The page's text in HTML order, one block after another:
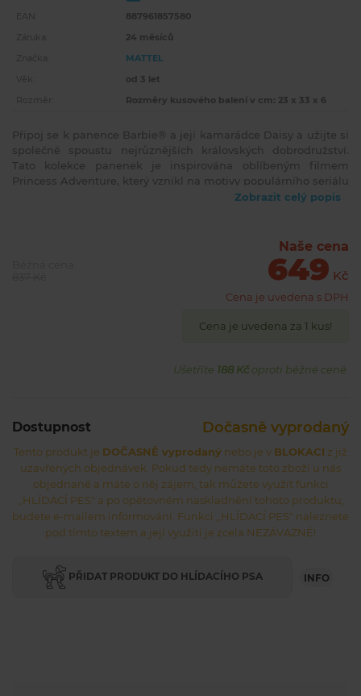
EAN:
887961857580
Záruka:
24 měsíců
Značka:
MATTEL
Věk:
od 3 let
Rozměr:
Rozměry kusového balení v cm: 23 x 33 x 6
Připoj se k panence Barbie® a její kamarádce Daisy a užijte si
společně spoustu nejrůznějších královských dobrodružství.
Tato kolekce panenek je inspirována oblíbeným filmem
Princess Adventure, který vznikl na motivy populárního seriálu
Barbie™ Dreamhouse Adventures. Panenky jsou oblečeny do
třpytivou sukní tvoří zajímavou a neotřelou koMatchboxinaci.
Součástí každé panenky je i rozkošný zvířecí kamarád a
stylové doplňky jako například botky, kabelka, náhrdelník
Zobrazit celý popis
Naše cena
649 Kč
Cena je uvedena s DPH
Cena je uvedena za 1 kus!
Ušetříte 188 Kčoproti běžné ceně.
Dostupnost Dočasně vyprodaný
Tento produkt je DOČASNĚ vyprodaný nebo je v BLOKACI z již
uzavřených objednávek. Pokud tedy nemáte toto zboží u nás
objednané a máte o něj zájem, tak můžete využít funkci
,,HLÍDACÍ PES" a po opětovném naskladnění tohoto produktu,
budete e-mailem informování. Funkci ,,HLÍDACÍ PES" naleznete
pod tímto textem a její využití je zcela NEZÁVAZNÉ!
PŘIDAT PRODUKT DO HLÍDACÍHO PSA INFO